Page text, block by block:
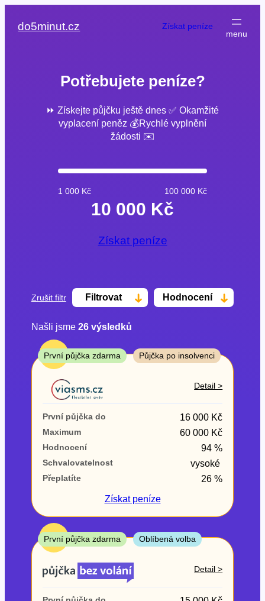
do5minut.cz Získat peníze
Potřebujete peníze?
⏩ Získejte půjčku ještě dnes ✅ Okamžité
vyplacení peněz 💰Rychlé vyplnění
žádosti ✉️
1 000 Kč 100 000 Kč
10 000 Kč
Získat peníze
Zrušit filtr Filtrovat Hodnocení
Cena
Od
První půjčka zdarma
–
ano
ne
Ve zkušebce
ano
ne
V exekuci
Našli jsme 26výsledků
TOP
První půjčka zdarma Půjčka po insolvenci
Detail >
První půjčka do 16 000 Kč
Maximum 60 000 Kč
Hodnocení 94 %
Schvalovatelnost vysoké
Přeplatíte
26 %
Získatpeníze
TOP
První půjčka zdarma Oblíbená volba
Detail >